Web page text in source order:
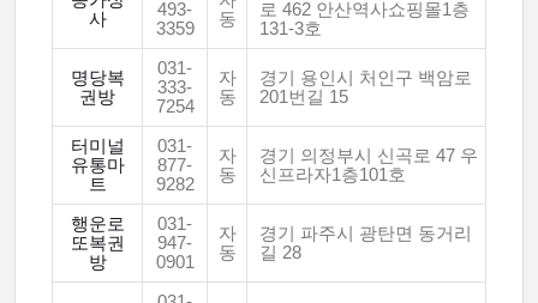
사
493-
3359
동
로 462 안산역사쇼핑몰1층
131-3호
명당복
권방
031-
333-
7254
자
동
경기 용인시 처인구 백암로
201번길 15
터미널
유통마
트
031-
877-
9282
자
동
경기 의정부시 신곡로 47 우
신프라자1층101호
행운로
또복권
방
031-
947-
0901
자
동
경기 파주시 광탄면 동거리
길 28